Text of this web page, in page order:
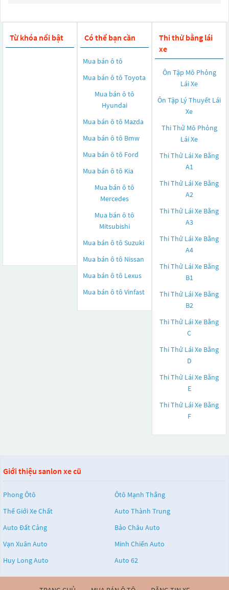
Từ khóa nổi bật Có thể bạn cần
Mua bán ô tô
Mua bán ô tô Toyota
Mua bán ô tô
Hyundai
Mua bán ô tô Mazda
Mua bán ô tô Bmw
Mua bán ô tô Ford
Mua bán ô tô Kia
Mua bán ô tô
Mercedes
Mua bán ô tô
Mitsubishi
Mua bán ô tô Suzuki
Mua bán ô tô Nissan
Mua bán ô tô Lexus
Mua bán ô tô Vinfast
Thi thử bằng lái
xe
Ôn Tập Mô Phỏng
Lái Xe
Ôn Tập Lý Thuyết Lái
Xe
Thi Thử Mô Phỏng
Lái Xe
Thi Thử Lái Xe Bằng
A1
Thi Thử Lái Xe Bằng
A2
Thi Thử Lái Xe Bằng
A3
Thi Thử Lái Xe Bằng
A4
Thi Thử Lái Xe Bằng
B1
Thi Thử Lái Xe Bằng
B2
Thi Thử Lái Xe Bằng
C
Thi Thử Lái Xe Bằng
D
Thi Thử Lái Xe Bằng
E
Thi Thử Lái Xe Bằng
F
Giới thiệu sanlon xe cũ
Phong Ôtô
Ôtô Mạnh Thắng
Thế Giới Xe Chất
Auto Thành Trung
Auto Đất Cảng
Bảo Châu Auto
Vạn Xuân Auto
Minh Chiến Auto
Huy Long Auto
Auto 62